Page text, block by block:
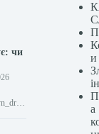
чи
и
а